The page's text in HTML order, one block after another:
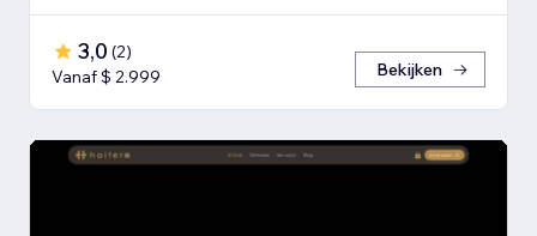
3,0 (2)
Vanaf $ 2.999
Bekijken